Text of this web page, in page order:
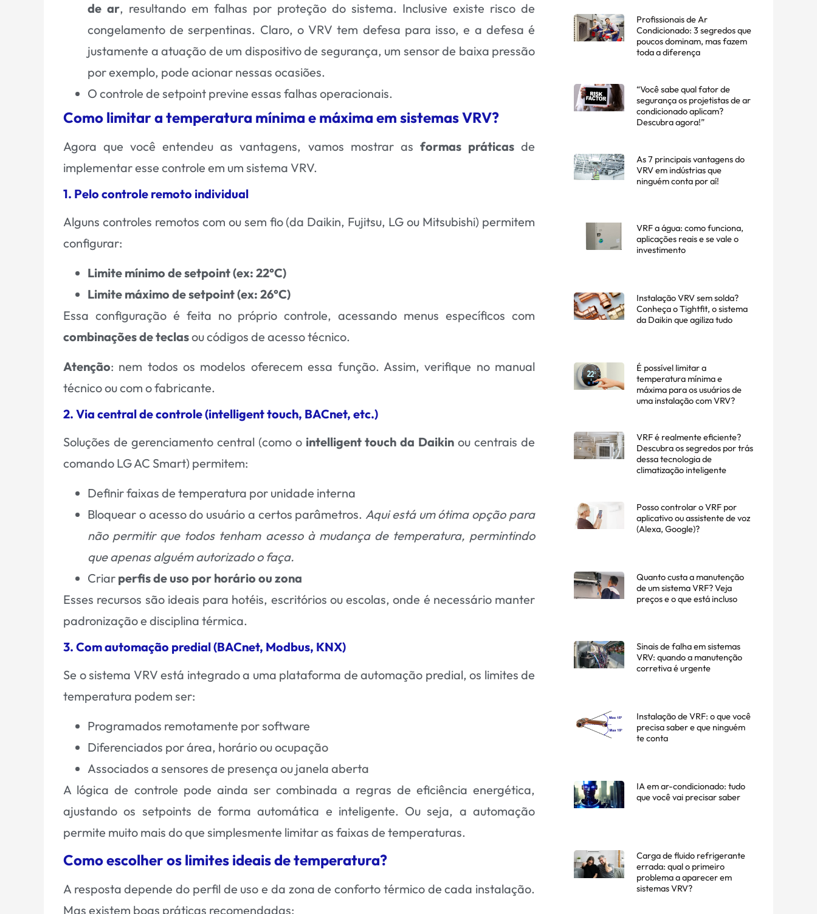
de ar, resultando em falhas por proteção do sistema. Inclusive existe risco de
congelamento de serpentinas. Claro, o VRV tem defesa para isso, e a defesa é
justamente a atuação de um dispositivo de segurança, um sensor de baixa pressão
por exemplo, pode acionar nessas ocasiões.
O controle de setpoint previne essas falhas operacionais.
Como limitar a temperatura mínima e máxima em sistemas VRV?
Agora que você entendeu as vantagens, vamos mostrar as formas práticasde
implementar esse controle em um sistema VRV.
1. Pelo controle remoto individual
Alguns controles remotos com ou sem fio (da Daikin, Fujitsu, LG ou Mitsubishi) permitem
configurar:
Limite mínimo de setpoint (ex: 22°C)
Limite máximo de setpoint (ex: 26°C)
Essa configuração é feita no próprio controle, acessando menus específicos com
combinações de teclasou códigos de acesso técnico.
Atenção: nem todos os modelos oferecem essa função. Assim, verifique no manual
técnico ou com o fabricante.
2. Via central de controle (intelligent touch, BACnet, etc.)
Soluções de gerenciamento central (como o intelligent touch da Daikin ou centrais de
comando LG AC Smart) permitem:
Definir faixas de temperatura por unidade interna
Bloquear o acesso do usuário a certos parâmetros. Aqui está um ótima opção para
não permitir que todos tenham acesso à mudança de temperatura, permintindo
que apenas alguém autorizado o faça.
Criar perfis de uso por horário ou zona
Esses recursos são ideais para hotéis, escritórios ou escolas, onde é necessário manter
padronização e disciplina térmica.
3. Com automação predial (BACnet, Modbus, KNX)
Se o sistema VRV está integrado a uma plataforma de automação predial, os limites de
temperatura podem ser:
Programados remotamente por software
Diferenciados por área, horário ou ocupação
Associados a sensores de presença ou janela aberta
A lógica de controle pode ainda ser combinada a regras de eficiência energética,
ajustando os setpoints de forma automática e inteligente. Ou seja, a automação
permite muito mais do que simplesmente limitar as faixas de temperaturas.
Como escolher os limites ideais de temperatura?
A resposta depende do perfil de uso e da zona de conforto térmico de cada instalação.
Mas existem boas práticas recomendadas:
Profissionais de Ar
Condicionado: 3 segredos que
poucos dominam, mas fazem
toda a diferença
“Você sabe qual fator de
segurança os projetistas de ar
condicionado aplicam?
Descubra agora!”
As 7 principais vantagens do
VRV em indústrias que
ninguém conta por aí!
VRF a água: como funciona,
aplicações reais e se vale o
investimento
Instalação VRV sem solda?
Conheça o Tightfit, o sistema
da Daikin que agiliza tudo
É possível limitar a
temperatura mínima e
máxima para os usuários de
uma instalação com VRV?
VRF é realmente eficiente?
Descubra os segredos por trás
dessa tecnologia de
climatização inteligente
Posso controlar o VRF por
aplicativo ou assistente de voz
(Alexa, Google)?
Quanto custa a manutenção
de um sistema VRF? Veja
preços e o que está incluso
Sinais de falha em sistemas
VRV: quando a manutenção
corretiva é urgente
Instalação de VRF: o que você
precisa saber e que ninguém
te conta
IA em ar-condicionado: tudo
que você vai precisar saber
Carga de fluido refrigerante
errada: qual o primeiro
problema a aparecer em
sistemas VRV?